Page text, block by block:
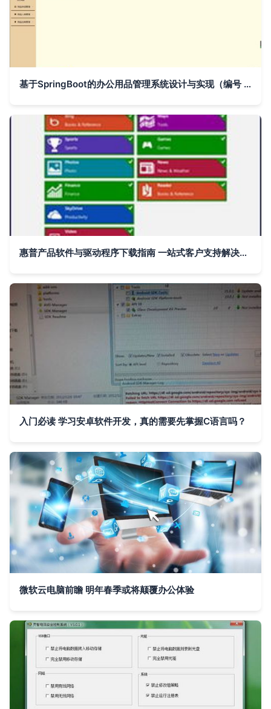
基于SpringBoot的办公用品管理系统设计与实现（编号 y758m）——计算机毕业设计全案
惠普产品软件与驱动程序下载指南 一站式客户支持解决方案
入门必读 学习安卓软件开发，真的需要先掌握C语言吗？
微软云电脑前瞻 明年春季或将颠覆办公体验